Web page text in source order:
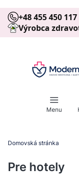
+48 455 450 117
Výrobca
Menu
Domovská stránka
Pre hotely